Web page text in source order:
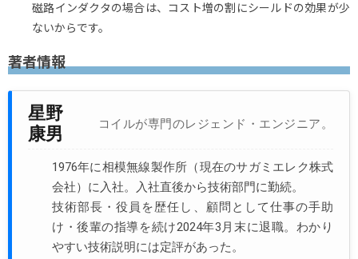
磁路インダクタの場合は、コスト増の割にシールドの効果が少
ないからです。
著者情報
星野
康男
コイルが専門のレジェンド・エンジニア。
1976年に相模無線製作所（現在のサガミエレク株式
会社）に入社。入社直後から技術部門に勤続。
技術部長・役員を歴任し、顧問として仕事の手助
け・後輩の指導を続け2024年3月末に退職。わかり
やすい技術説明には定評があった。